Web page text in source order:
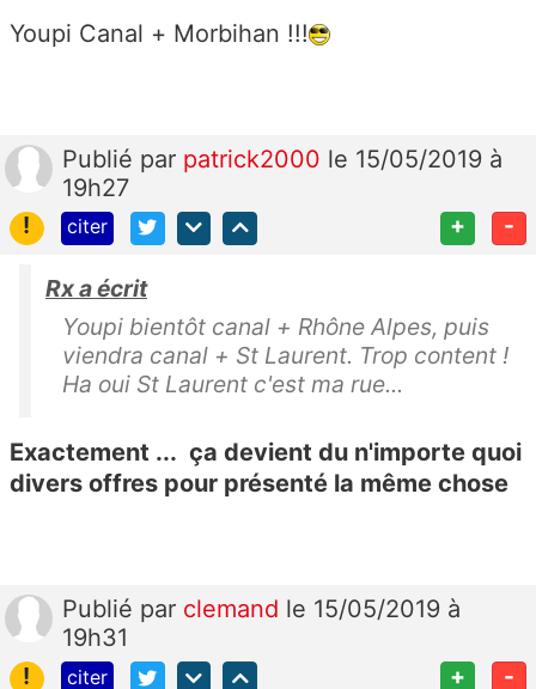
Youpi Canal + Morbihan !!!
Publié par patrick2000 le 15/05/2019 à
19h27
!
citer + -
Rx a écrit
Youpi bientôt canal + Rhône Alpes, puis
viendra canal + St Laurent. Trop content !
Ha oui St Laurent c'est ma rue...
Exactement ... ça devient du n'importe quoi
divers offres pour présenté la même chose
Publié par clemand le 15/05/2019 à
19h31
!
citer + -